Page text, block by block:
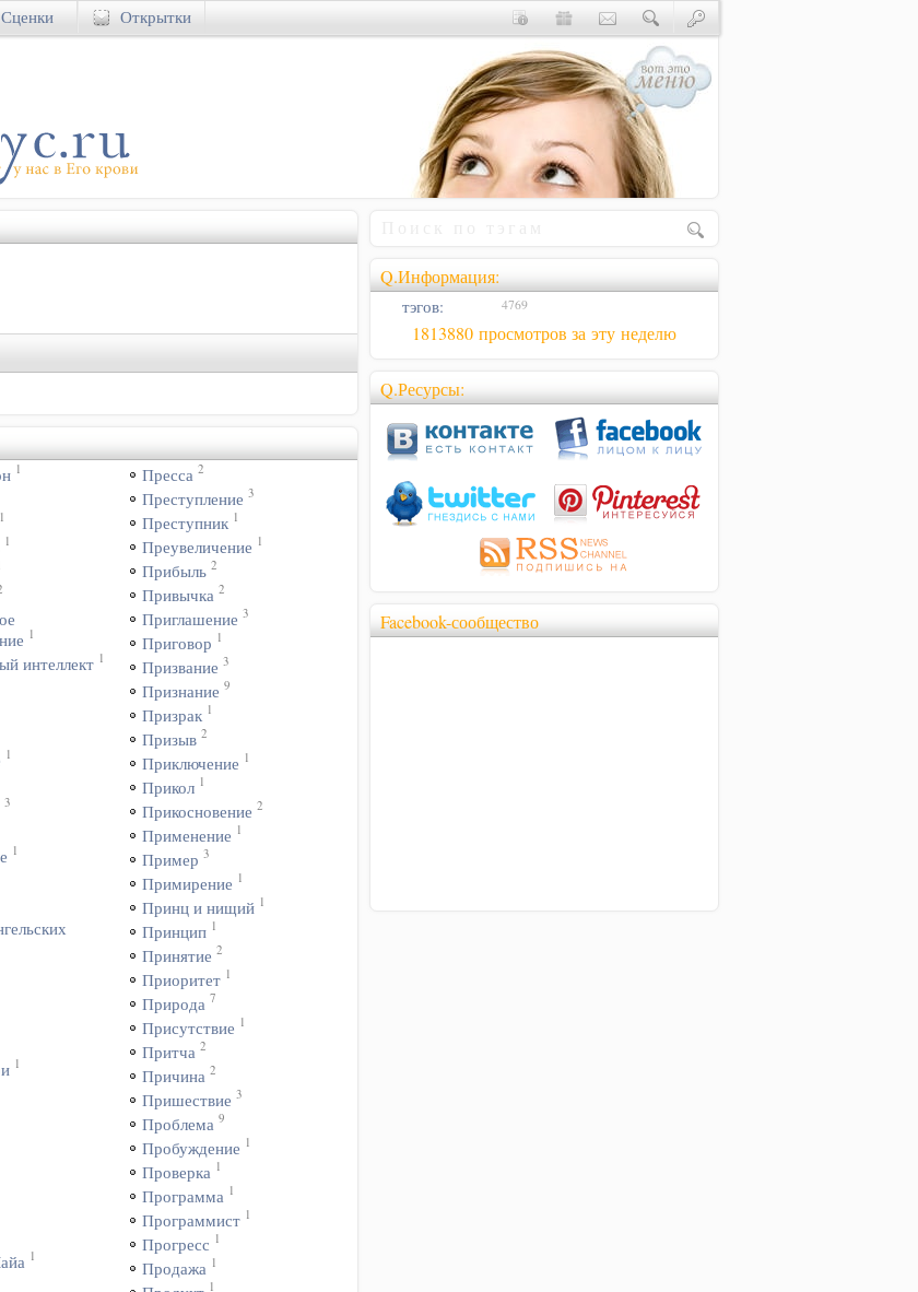
1
1
1
1
интеллект 1
1
3
1
1
1
Пресса 2
Преступление 3
Преступник 1
Преувеличение 1
Прибыль 2
Привычка 2
Приглашение 3
Приговор 1
Призвание 3
Признание 9
Призрак 1
Призыв 2
Приключение 1
Прикол 1
Прикосновение 2
Применение 1
Пример 3
Примирение 1
Принц и нищий 1
Принцип 1
Принятие 2
Приоритет 1
Природа 7
Присутствие 1
Притча 2
Причина 2
Пришествие 3
Проблема 9
Пробуждение 1
Проверка 1
Программа 1
Программист 1
Прогресс 1
Продажа 1
1
Q.Информация:
тэгов: 4769
1813880 просмотров за эту неделю
Q.Ресурсы:
Facebook-сообщество
Сценки Открытки